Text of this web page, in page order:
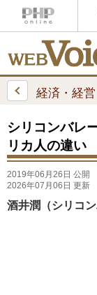
経済・経営
シリコンバレ
リカ人の違い
2019年06月26日 公開
2026年07月06日 更新
酒井潤（シリコ